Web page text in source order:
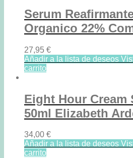
Serum
Organico 22%
27,95 €
Añadir a la lista de deseos
carrito
Eight Hour Cream
50ml Elizabeth
34,00 €
Añadir a la lista de deseos
carrito